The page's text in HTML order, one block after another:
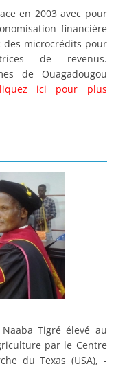
en 2003 avec pour
financière
des microcrédits pour
de revenus.
de Ouagadougou
ici pour plus
Tigré élevé au
par le Centre
du Texas (USA), -